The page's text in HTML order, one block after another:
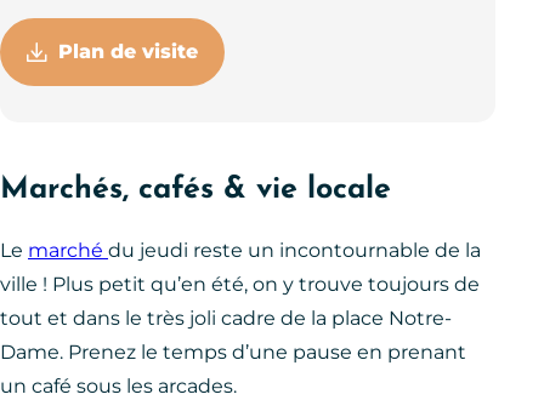
Plan de visite
Marchés, cafés & vie locale
Le marché du jeudi reste un incontournable de la
ville ! Plus petit qu’en été, on y trouve toujours de
tout et dans le très joli cadre de la place Notre-
Dame. Prenez le temps d’une pause en prenant
un café sous les arcades.